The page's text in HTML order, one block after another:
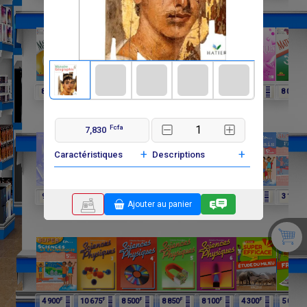
7,830 Fcfa
Caractéristiques + Descriptions +
Ajouter au panier
8 250 F 6 060 4 025 8 015 6 600 3 900 8 000
9 750 9 750F F F 4 900F 3 100
4 900F 10 675F 8 500F 8 850F 8 100F 4 300F 5 000